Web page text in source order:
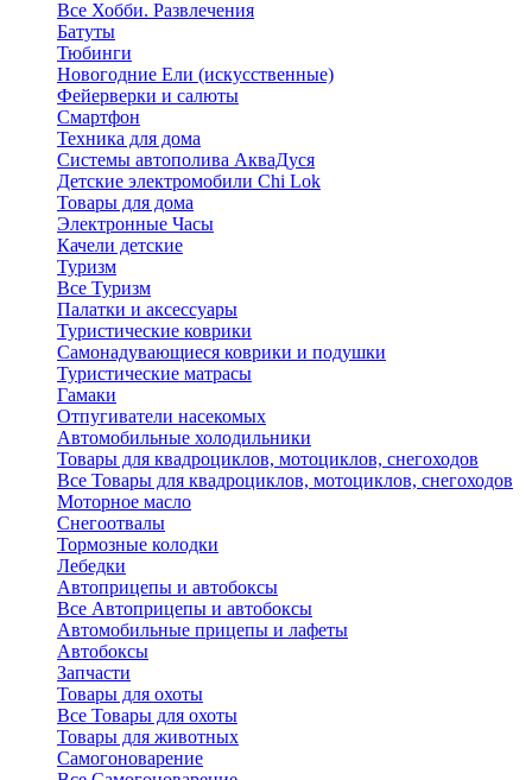
Все Хобби. Развлечения
Батуты
Тюбинги
Новогодние Ели (искусственные)
Фейерверки и салюты
Смартфон
Техника для дома
Системы автополива АкваДуся
Детские электромобили Chi Lok
Товары для дома
Электронные Часы
Качели детские
Туризм
Все Туризм
Палатки и аксессуары
Туристические коврики
Самонадувающиеся коврики и подушки
Туристические матрасы
Гамаки
Отпугиватели насекомых
Автомобильные холодильники
Товары для квадроциклов, мотоциклов, снегоходов
Все Товары для квадроциклов, мотоциклов, снегоходов
Моторное масло
Снегоотвалы
Тормозные колодки
Лебедки
Автоприцепы и автобоксы
Все Автоприцепы и автобоксы
Автомобильные прицепы и лафеты
Автобоксы
Запчасти
Товары для охоты
Все Товары для охоты
Товары для животных
Самогоноварение